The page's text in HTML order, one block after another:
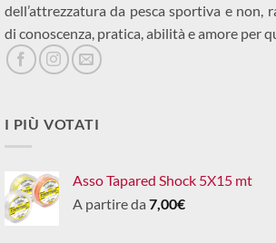
dell’attrezzatura da pesca sportiva e non,
di conoscenza, pratica, abilità e amore per
I PIÙ VOTATI
Asso Tapared Shock 5X15 mt
A partire da 7,00€